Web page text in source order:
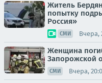
Житель
попытку
Россия»
СМИ Вчера,
Женщина
Запорожской
СМИ Вчера,